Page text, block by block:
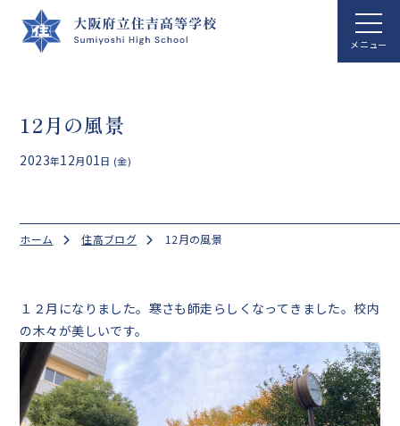
ホーム
学校案内
総合科学科
進路指導
クラブ活動
アクセス
12月の風景
2023年12月01日 (金)
ホーム 住高ブログ 12月の風景
１２月になりました。寒さも師走らしくなってきました。校内
の木々が美しいです。